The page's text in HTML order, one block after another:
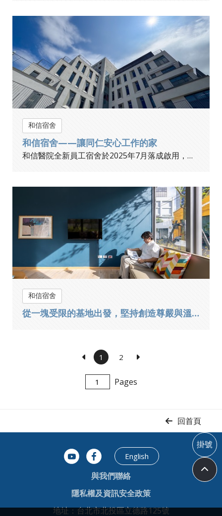
和信宿舍
和信宿舍——讓同仁安心工作的家
和信醫院全新員工宿舍於2025年7月落成啟用，地上八層、地下兩層，提供246間單人房及多元房型，並規劃健身中心、瑜珈室、空中花園等設施。宿舍服務對象涵蓋員工、實習醫學生、外縣市受訓學員及訪問學者，為醫院夥伴打造安全、舒適、貼心的居住環境，讓同事安心以院為家。
和信宿舍
從一塊受限的基地出發，堅持創造尊嚴與溫度——和信宿舍的誕生故事
1 2
Pages
回首頁
English
與我們聯絡
隱私權及資訊安全政策
地址：台北市北投區立德路125號
掛號